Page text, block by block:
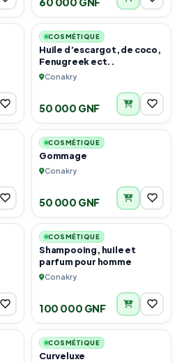
5 4
COSMÉTIQUE
Huile d’escargot, de coco,
Fenugreek ect..
Conakry
50 000 GNF
4 3
COSMÉTIQUE
Gommage
Conakry
50 000 GNF
2 3
COSMÉTIQUE
Shampooing, huile et
parfum pour homme
Conakry
100 000 GNF
3 3
COSMÉTIQUE
Curveluxe